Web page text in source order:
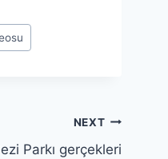
NEXT
Parkı gerçekleri